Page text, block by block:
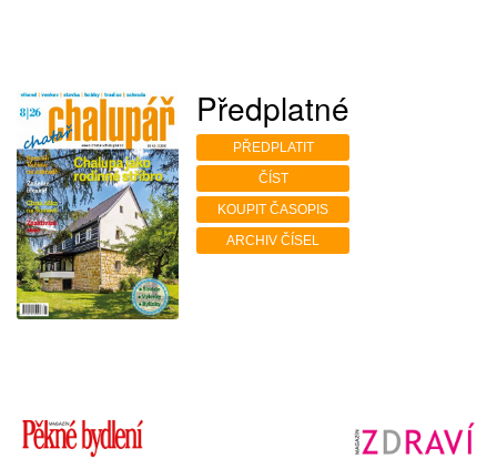
Předplatné
PŘEDPLATIT
ČÍST
KOUPIT ČASOPIS
ARCHIV ČÍSEL